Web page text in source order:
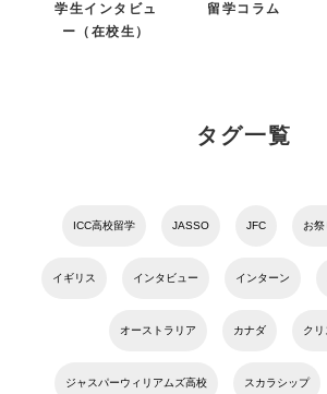
学生インタビュ
ー（在校生）
留学コラム
タグ一覧
ICC高校留学 JASSO JFC お祭
イギリス インタビュー インターン
オーストラリア カナダ クリ
ジャスパーウィリアムズ高校 スカラシップ